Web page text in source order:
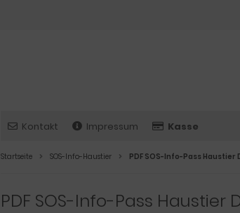
Kontakt Impressum Kasse
Startseite SOS-Info-Haustier PDF SOS-Info-Pass Haustier
PDF SOS-Info-Pass Haustier